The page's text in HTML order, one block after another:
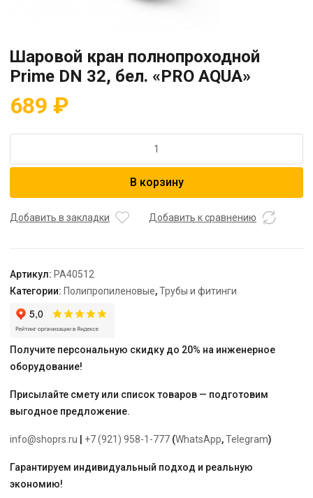
Шаровой кран полнопроходной
Prime DN 32, бел. «PRO AQUA»
689 ₽
Шаровой
Prime
"PRO
AQUA"
В корзину
Добавить в закладки Добавить к сравнению
Артикул: PA40512
Категории: Полипропиленовые,Трубы и фитинги
Получите персональную скидку до 20% на инженерное
оборудование!
Присылайте смету или список товаров — подготовим
выгодное предложение.
info@shoprs.ru +7 (921) 958-1-777 (WhatsApp,Telegram)
Гарантируем индивидуальный подход и реальную
экономию!